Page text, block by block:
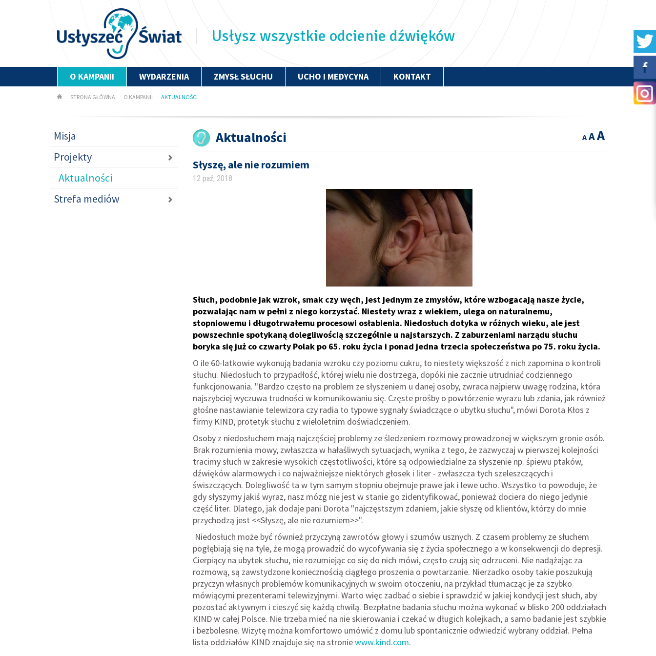
Usłysz wszystkie odcienie dźwięków
O KAMPANII WYDARZENIA ZMYSŁ SŁUCHU UCHO I MEDYCYNA KONTAKT
STRONA GŁÓWNA O KAMPANII AKTUALNOŚCI
Misja
Projekty
Aktualności
Strefa mediów
Aktualności A
A
A
Słyszę, ale nie rozumiem
12 paź, 2018
Słuch, podobnie jak wzrok, smak czy węch, jest jednym ze zmysłów, które wzbogacają nasze życie,
pozwalając nam w pełni z niego korzystać. Niestety wraz z wiekiem, ulega on naturalnemu,
stopniowemu i długotrwałemu procesowi osłabienia. Niedosłuch dotyka w różnych wieku, ale jest
powszechnie spotykaną dolegliwością szczególnie u najstarszych. Z zaburzeniami narządu słuchu
boryka się już co czwarty Polak po 65. roku życia i ponad jedna trzecia społeczeństwa po 75. roku życia.
O ile 60-latkowie wykonują badania wzroku czy poziomu cukru, to niestety większość z nich zapomina o kontroli
słuchu. Niedosłuch to przypadłość, której wielu nie dostrzega, dopóki nie zacznie utrudniać codziennego
funkcjonowania. "Bardzo często na problem ze słyszeniem u danej osoby, zwraca najpierw uwagę rodzina, która
najszybciej wyczuwa trudności w komunikowaniu się. Częste prośby o powtórzenie wyrazu lub zdania, jak również
głośne nastawianie telewizora czy radia to typowe sygnały świadczące o ubytku słuchu", mówi Dorota Kłos z
firmy KIND, protetyk słuchu z wieloletnim doświadczeniem.
Osoby z niedosłuchem mają najczęściej problemy ze śledzeniem rozmowy prowadzonej w większym gronie osób.
Brak rozumienia mowy, zwłaszcza w hałaśliwych sytuacjach, wynika z tego, że zazwyczaj w pierwszej kolejności
tracimy słuch w zakresie wysokich częstotliwości, które są odpowiedzialne za słyszenie np. śpiewu ptaków,
dźwięków alarmowych i co najważniejsze niektórych głosek i liter - zwłaszcza tych szeleszczących i
świszczących. Dolegliwość ta w tym samym stopniu obejmuje prawe jak i lewe ucho. Wszystko to powoduje, że
gdy słyszymy jakiś wyraz, nasz mózg nie jest w stanie go zidentyfikować, ponieważ dociera do niego jedynie
część liter. Dlatego, jak dodaje pani Dorota "najczęstszym zdaniem, jakie słyszę od klientów, którzy do mnie
przychodzą jest <<Słyszę, ale nie rozumiem>>".
Niedosłuch może być również przyczyną zawrotów głowy i szumów usznych. Z czasem problemy ze słuchem
pogłębiają się na tyle, że mogą prowadzić do wycofywania się z życia społecznego a w konsekwencji do depresji.
Cierpiący na ubytek słuchu, nie rozumiejąc co się do nich mówi, często czują się odrzuceni. Nie nadążając za
rozmową, są zawstydzone koniecznością ciągłego proszenia o powtarzanie. Nierzadko osoby takie poszukują
przyczyn własnych problemów komunikacyjnych w swoim otoczeniu, na przykład tłumacząc je za szybko
mówiącymi prezenterami telewizyjnymi. Warto więc zadbać o siebie i sprawdzić w jakiej kondycji jest słuch, aby
pozostać aktywnym i cieszyć się każdą chwilą. Bezpłatne badania słuchu można wykonać w blisko 200 oddziałach
KIND w całej Polsce. Nie trzeba mieć na nie skierowania i czekać w długich kolejkach, a samo badanie jest szybkie
i bezbolesne. Wizytę można komfortowo umówić z domu lub spontanicznie odwiedzić wybrany oddział. Pełna
lista oddziałów KIND znajduje się na stroniewww.kind.com.